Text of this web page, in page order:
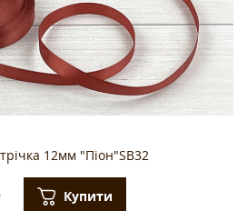
12мм "Піон"SB32
Купити